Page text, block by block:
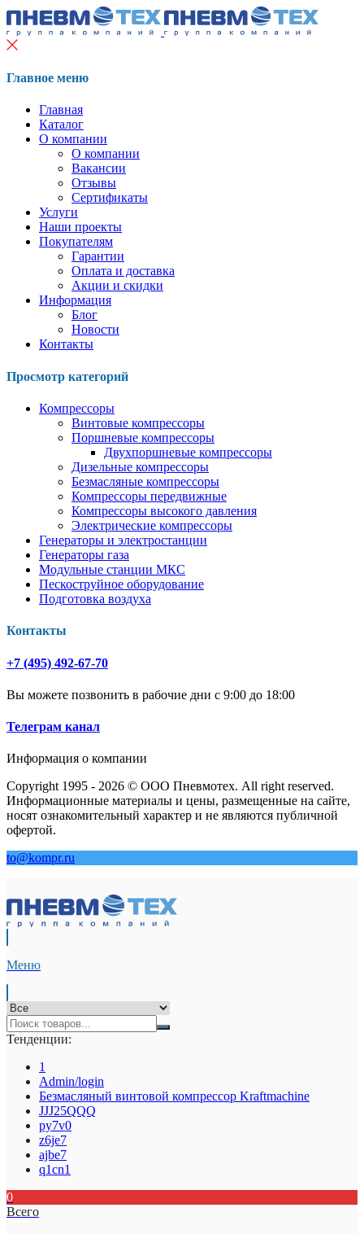
Главное меню
Главная
Каталог
О компании
О компании
Вакансии
Отзывы
Сертификаты
Услуги
Наши проекты
Покупателям
Гарантии
Оплата и доставка
Акции и скидки
Информация
Блог
Новости
Контакты
Просмотр категорий
Компрессоры
Винтовые компрессоры
Поршневые компрессоры
Двухпоршневые компрессоры
Дизельные компрессоры
Безмасляные компрессоры
Компрессоры передвижные
Компрессоры высокого давления
Электрические компрессоры
Генераторы и электростанции
Генераторы газа
Модульные станции МКС
Пескоструйное оборудование
Подготовка воздуха
Контакты
+7 (495) 492-67-70
Вы можете позвонить в рабочие дни с 9:00 до 18:00
Телеграм канал
Информация о компании
Copyright 1995 - 2026 © ООО Пневмотех. All right reserved.
Информационные материалы и цены, размещенные на сайте,
носят ознакомительный характер и не являются публичной
офертой.
to@kompr.ru
Меню
Тенденции:
1
Admin/login
Безмасляный винтовой компрессор Kraftmaсhine
JJJ25QQQ
py7v0
z6je7
ajbe7
q1cn1
0
Всего